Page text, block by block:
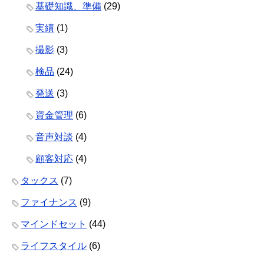
基礎知識、準備 (29)
実績 (1)
撮影 (3)
検品 (24)
発送 (3)
資金管理 (6)
音声対談 (4)
顧客対応 (4)
タックス (7)
ファイナンス (9)
マインドセット (44)
ライフスタイル (6)